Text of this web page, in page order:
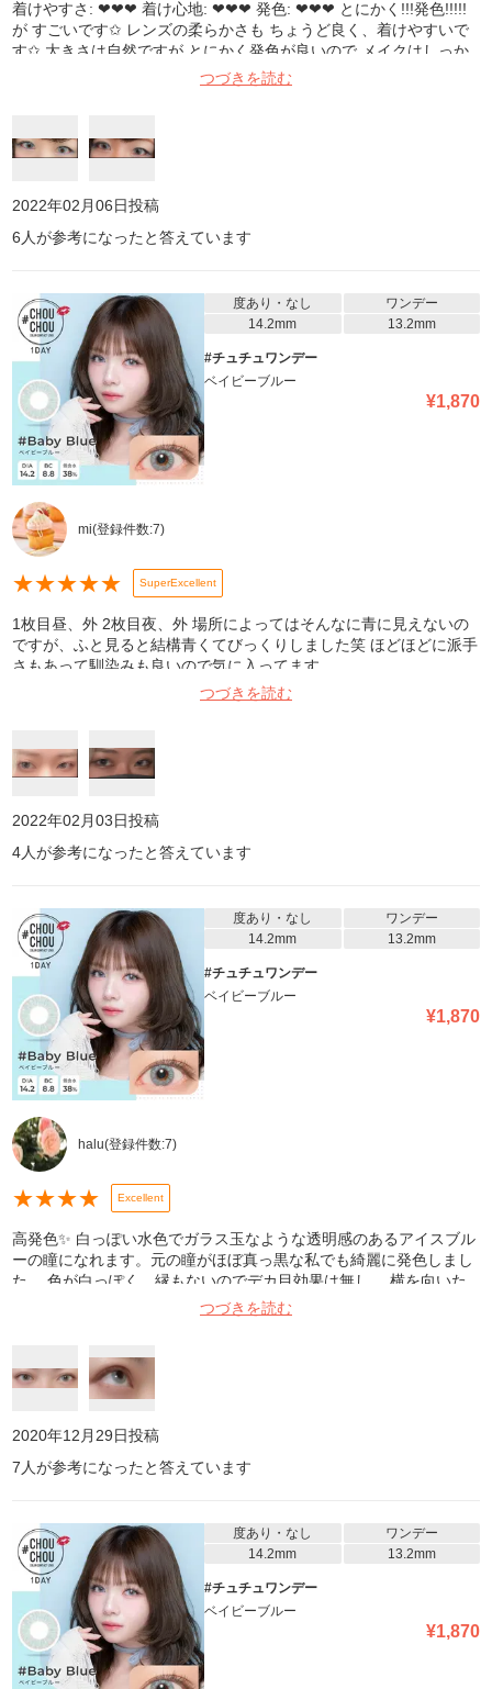
着けやすさ: ❤︎❤︎❤︎ 着け心地: ❤︎❤︎❤︎ 発色: ❤︎❤︎❤︎ とにかく!!!発色!!!!!
が すごいです✩︎ レンズの柔らかさも ちょうど良く、着けやすいで
す✩︎ 大きさは自然ですが とにかく発色が良いので メイクはしっか
りめが おすすめです〜! 写真1枚目: 車内自然光 2枚目: 室内自然光
つづきを読む
2022年02月06日投稿
6 人が参考になったと答えています
度あり・なし
ワンデー
14.2mm
13.2mm
#チュチュワンデー
ベイビーブルー
¥1,870
mi(登録件数:7)
★★★★★ SuperExcellent
1枚目昼、外 2枚目夜、外 場所によってはそんなに青に見えないの
ですが、ふと見ると結構青くてびっくりしました笑 ほどほどに派手
さもあって馴染みも良いので気に入ってます
つづきを読む
2022年02月03日投稿
4人が参考になったと答えています
度あり・なし
ワンデー
14.2mm
13.2mm
#チュチュワンデー
ベイビーブルー
¥1,870
halu(登録件数:7)
★★★★ Excellent
高発色✨ 白っぽい水色でガラス玉なような透明感のあるアイスブル
ーの瞳になれます。元の瞳がほぼ真っ黒な私でも綺麗に発色しまし
た。 色が白っぽく、縁もないのでデカ目効果は無し。 横を向いた
時にも、瞳からズレることはほぼないです。 私はゴロゴロする感じ
も乾きやすい感じも特になかったです。 室内、蛍光灯の電気の下で
う少し瞳孔近くの部分の着色があると嬉しかったです。
つづきを読む
2020年12月29日投稿
7 人が参考になったと答えています
度あり・なし
ワンデー
14.2mm
13.2mm
#チュチュワンデー
ベイビーブルー
¥1,870